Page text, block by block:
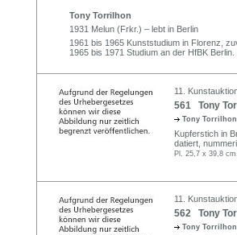
Tony Torrilhon
1931 Melun (Frkr.) – lebt in Berlin
1961 bis 1965 Kunststudium in Florenz,
1965 bis 1971 Studium an der HfBK
11.
561 Tony
Tony
Kupferstich in
datiert,
Pl. 25,7 x 39,8
11.
562 Tony
Tony